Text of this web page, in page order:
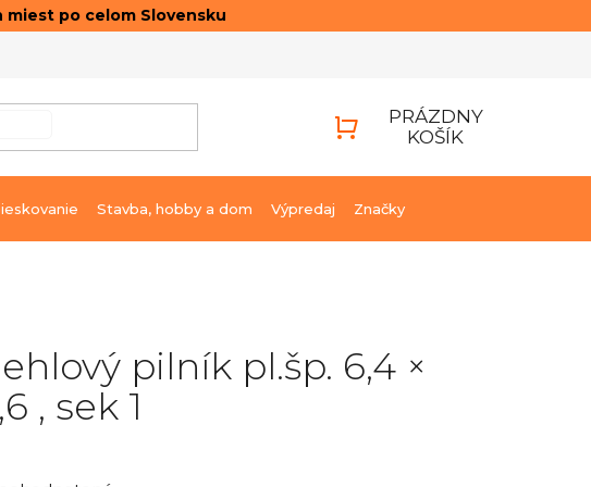
po celom Slovensku
KOŠÍK
PRÁZDNY
KOŠÍK
Stavba, hobby a dom Výpredaj Značky
pilník pl.šp. 6,4 ×
, sek 1